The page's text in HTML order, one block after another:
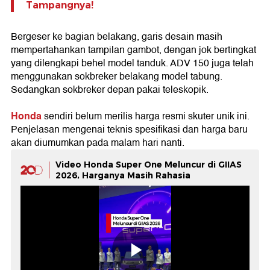
Tampangnya!
Bergeser ke bagian belakang, garis desain masih
mempertahankan tampilan gambot, dengan jok bertingkat
yang dilengkapi behel model tanduk. ADV 150 juga telah
menggunakan sokbreker belakang model tabung.
Sedangkan sokbreker depan pakai teleskopik.
Hondasendiri belum merilis harga resmi skuter unik ini.
Penjelasan mengenai teknis spesifikasi dan harga baru
akan diumumkan pada malam hari nanti.
Video Honda Super One Meluncur di GIIAS
2026, Harganya Masih Rahasia